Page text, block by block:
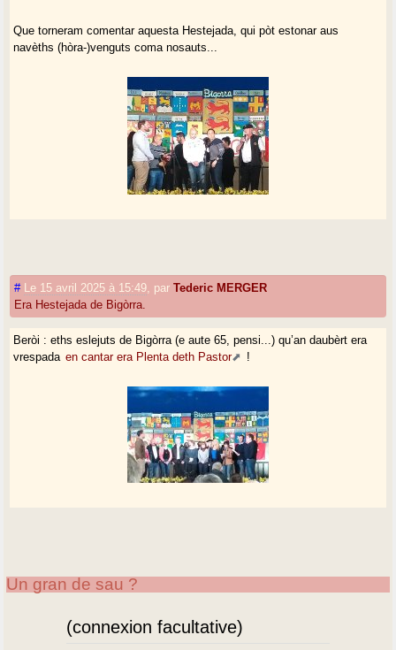
Que torneram comentar aquesta Hestejada, qui pòt estonar aus
navèths (hòra-)venguts coma nosauts...
# Le 15 avril 2025 à 15:49 parTederic MERGER
Era Hestejada de Bigòrra.
Beròi : eths eslejuts de Bigòrra (e aute 65, pensi...) qu’an daubèrt era
vrespada en cantar era Plenta deth Pastor !
Un gran de sau ?
(connexion facultative)